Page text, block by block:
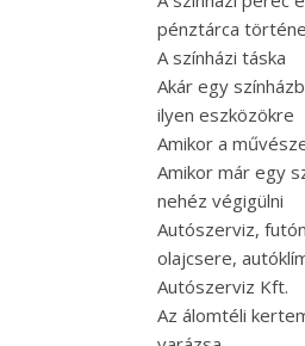
pénztárca
A színházi táska
Akár egy
ilyen eszközökre
Amikor a
Amikor már egy
nehéz végigülni
Autószerviz,
olajcsere,
Autószerviz Kft.
Az álomtéli